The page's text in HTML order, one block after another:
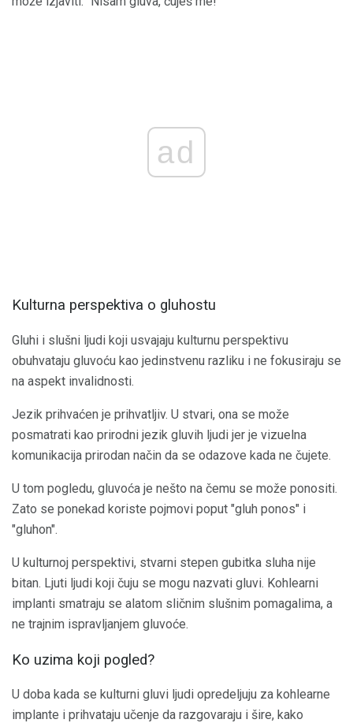
ad
Kulturna perspektiva o gluhostu
Gluhi i slušni ljudi koji usvajaju kulturnu perspektivu
obuhvataju gluvoću kao jedinstvenu razliku i ne fokusiraju se
na aspekt invalidnosti.
Jezik prihvaćen je prihvatljiv. U stvari, ona se može
posmatrati kao prirodni jezik gluvih ljudi jer je vizuelna
komunikacija prirodan način da se odazove kada ne čujete.
U tom pogledu, gluvoća je nešto na čemu se može ponositi.
Zato se ponekad koriste pojmovi poput "gluh ponos" i
"gluhon".
U kulturnoj perspektivi, stvarni stepen gubitka sluha nije
bitan. Ljuti ljudi koji čuju se mogu nazvati gluvi. Kohlearni
implanti smatraju se alatom sličnim slušnim pomagalima, a
ne trajnim ispravljanjem gluvoće.
Ko uzima koji pogled?
U doba kada se kulturni gluvi ljudi opredeljuju za kohlearne
implante i prihvataju učenje da razgovaraju i šire, kako